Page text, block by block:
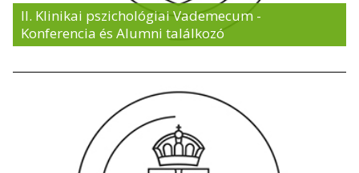
II. Klinikai pszichológiai Vademecum -
Konferencia és Alumni találkozó